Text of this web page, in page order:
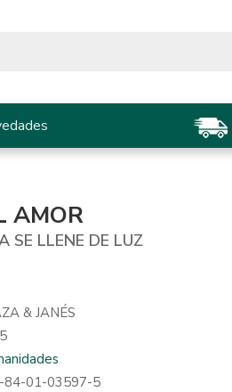
AMOR
SE LLENE DE LUZ
& JANÉS
84-01-03597-5